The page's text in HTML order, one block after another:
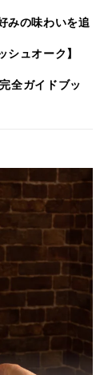
みの味わいを追
ュオーク】
全ガイドブッ